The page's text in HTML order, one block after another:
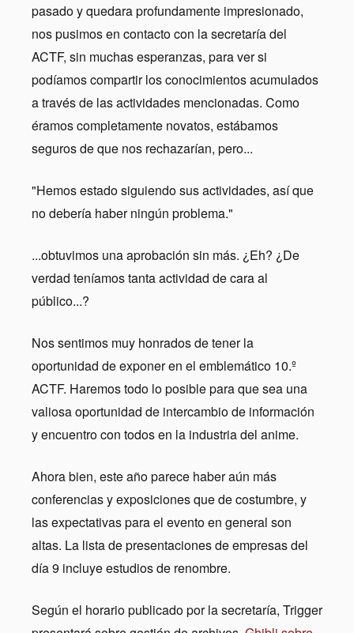
pasado y quedara profundamente impresionado,
nos pusimos en contacto con la secretaría del
ACTF, sin muchas esperanzas, para ver si
podíamos compartir los conocimientos acumulados
a través de las actividades mencionadas. Como
éramos completamente novatos, estábamos
seguros de que nos rechazarían, pero...
"Hemos estado siguiendo sus actividades, así que
no debería haber ningún problema."
...obtuvimos una aprobación sin más. ¿Eh? ¿De
verdad teníamos tanta actividad de cara al
público...?
Nos sentimos muy honrados de tener la
oportunidad de exponer en el emblemático 10.º
ACTF. Haremos todo lo posible para que sea una
valiosa oportunidad de intercambio de información
y encuentro con todos en la industria del anime.
Ahora bien, este año parece haber aún más
conferencias y exposiciones que de costumbre, y
las expectativas para el evento en general son
altas. La lista de presentaciones de empresas del
día 9 incluye estudios de renombre.
Según el horario publicado por la secretaría, Trigger